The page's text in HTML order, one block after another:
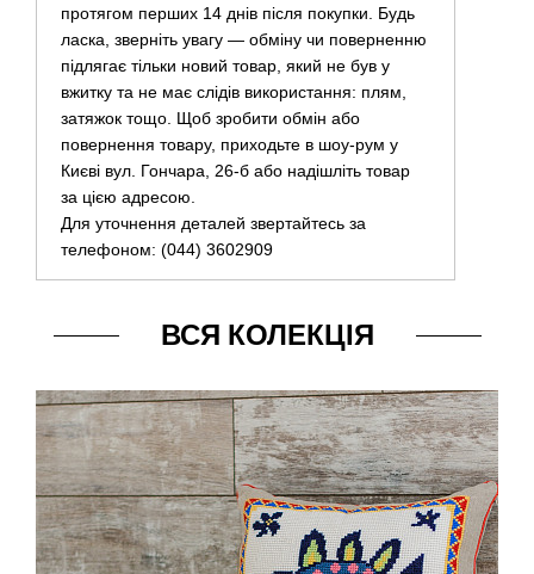
протягом перших 14 днів після покупки. Будь
ласка, зверніть увагу — обміну чи поверненню
підлягає тільки новий товар, який не був у
вжитку та не має слідів використання: плям,
затяжок тощо. Щоб зробити обмін або
повернення товару, приходьте в шоу-рум у
Києві вул. Гончара, 26-б або надішліть товар
за цією адресою.
Для уточнення деталей звертайтесь за
телефоном: (044) 3602909
ВСЯ КОЛЕКЦІЯ